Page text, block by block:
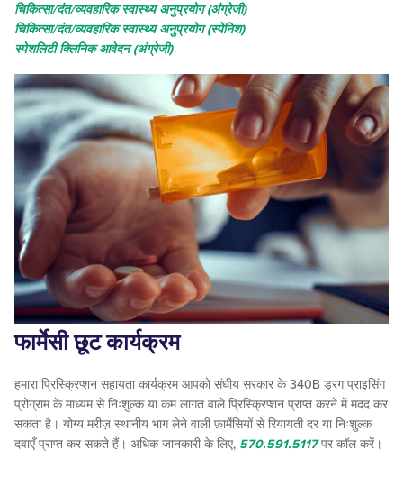
चिकित्सा/दंत/व्यवहारिक स्वास्थ्य अनुप्रयोग (अंग्रेजी)
चिकित्सा/दंत/व्यवहारिक स्वास्थ्य अनुप्रयोग (स्पेनिश)
स्पेशलिटी क्लिनिक आवेदन (अंग्रेजी)
फार्मेसी छूट कार्यक्रम
हमारा प्रिस्क्रिप्शन सहायता कार्यक्रम आपको संघीय सरकार के 340B ड्रग प्राइसिंग
प्रोग्राम के माध्यम से निःशुल्क या कम लागत वाले प्रिस्क्रिप्शन प्राप्त करने में मदद कर
सकता है। योग्य मरीज़ स्थानीय भाग लेने वाली फ़ार्मेसियों से रियायती दर या निःशुल्क
दवाएँ प्राप्त कर सकते हैं। अधिक जानकारी के लिए, 570.591.5117पर कॉल करें।